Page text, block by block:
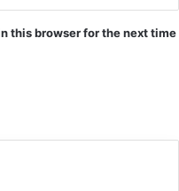
this browser for the next time